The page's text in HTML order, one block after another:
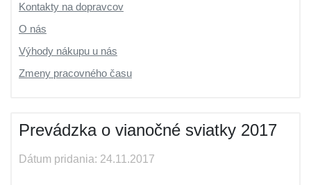
Kontakty na dopravcov
O nás
Výhody nákupu u nás
Zmeny pracovného času
Prevádzka o vianočné sviatky 2017
Dátum pridania: 24.11.2017